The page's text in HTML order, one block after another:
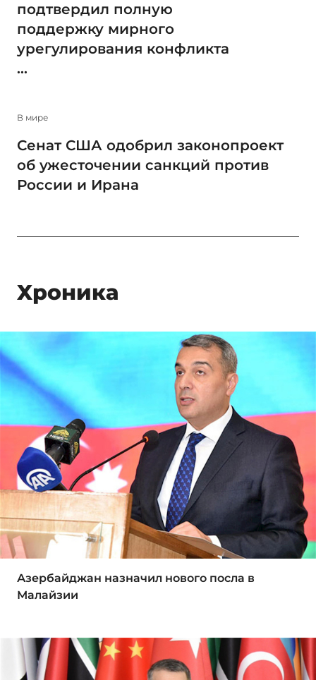
подтвердил полную
поддержку мирного
урегулирования конфликта
...
В мире
Сенат США одобрил законопроект
об ужесточении санкций против
России и Ирана
Xроника
Азербайджан назначил нового посла в
Малайзии